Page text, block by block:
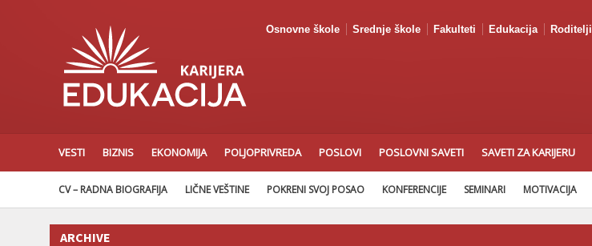
Osnovne škole Srednje škole Fakulteti Edukacija Roditelji
VESTI BIZNIS EKONOMIJA POLJOPRIVREDA POSLOVI POSLOVNI SAVETI SAVETI ZA KARIJERU
CV – RADNA BIOGRAFIJA LIČNE VEŠTINE POKRENI SVOJ POSAO KONFERENCIJE SEMINARI MOTIVACIJA
ARCHIVE